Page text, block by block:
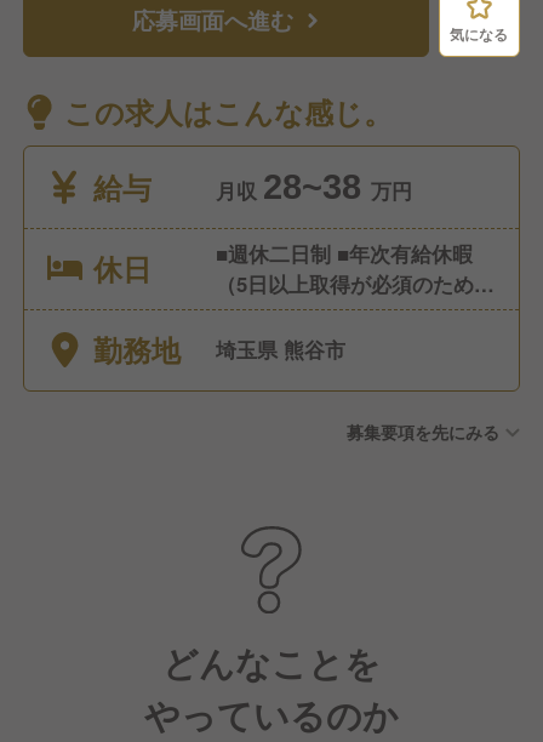
応募画面へ進む 気になる
この求人はこんな感じ。
給与
月収 28~38 万円
休日
■週休二日制 ■年次有給休暇
（5日以上取得が必須のため、
取りやすいです） ■夏季休暇
■冬季休暇 ■慶弔休暇 ■8連休
制度（失効した有給休暇を積
■公休月6日（2月は5日）
勤務地 埼玉県 熊谷市
募集要項を先にみる
どんなことを
やっているのか
気になる